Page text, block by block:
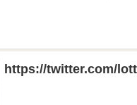
https://twitter.com/